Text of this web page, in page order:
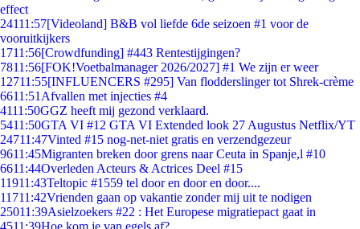
effect
24111:57[Videoland] B&B vol liefde 6de seizoen #1 voor de
vooruitkijkers
1711:56[Crowdfunding] #443 Rentestijgingen?
7811:56[FOK!Voetbalmanager 2026/2027] #1 We zijn er weer
12711:55[INFLUENCERS #295] Van flodderslinger tot Shrek-crème
6611:51 Afvallen met injecties #4
4111:50GGZ heeft mij gezond verklaard.
5411:50GTA VI #12 GTA VI Extended look 27 Augustus Netflix/YT
24711:47Vinted #15 nog-net-niet gratis en verzendgezeur
9611:45Migranten breken door grens naar Ceuta in Spanje,l #10
6611:44Overleden Acteurs & Actrices Deel #15
11911:43Teltopic #1559 tel door en door en door....
11711:42Vrienden gaan op vakantie zonder mij uit te nodigen
25011:39Asielzoekers #22 : Het Europese migratiepact gaat in
4511:39Hoe kom je van egels af?